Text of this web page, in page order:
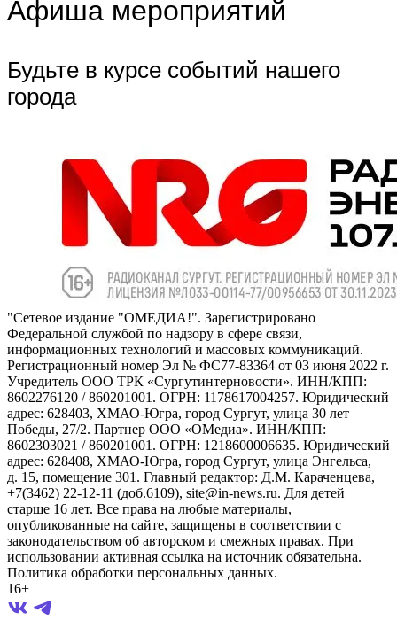
Афиша мероприятий
Будьте в курсе событий нашего
города
"Сетевое издание "ОМЕДИА!". Зарегистрировано
Федеральной службой по надзору в сфере связи,
информационных технологий и массовых коммуникаций.
Регистрационный номер Эл № ФС77-83364 от 03 июня 2022 г.
Учредитель ООО ТРК «Сургутинтерновости». ИНН/КПП:
8602276120 / 860201001. ОГРН: 1178617004257. Юридический
адрес: 628403, ХМАО-Югра, город Сургут, улица 30 лет
Победы, 27/2. Партнер ООО «ОМедиа». ИНН/КПП:
8602303021 / 860201001. ОГРН: 1218600006635. Юридический
адрес: 628408, ХМАО-Югра, город Сургут, улица Энгельса,
д. 15, помещение 301. Главный редактор: Д.М. Караченцева,
+7(3462) 22-12-11 (доб.6109), site@in-news.ru. Для детей
старше 16 лет. Все права на любые материалы,
опубликованные на сайте, защищены в соответствии с
законодательством об авторском и смежных правах. При
использовании активная ссылка на источник обязательна.
Политика обработки персональных данных.
16+